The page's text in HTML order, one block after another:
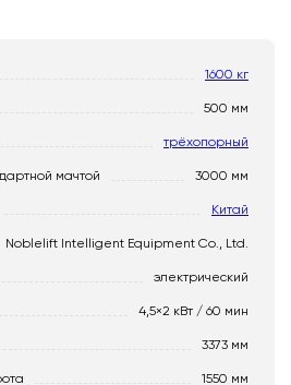
1600 кг
500 мм
трёхопорный
мачтой 3000 мм
Китай
Noblelift Intelligent Equipment Co., Ltd.
электрический
4,5×2 кВт / 60 мин
3373 мм
1550 мм